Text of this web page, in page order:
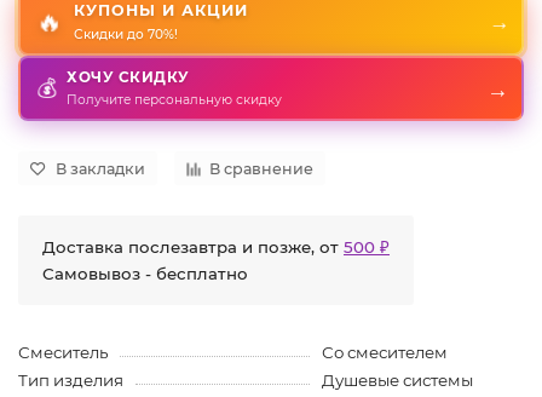
🔥 КУПОНЫ И АКЦИИ
Скидки до 70%!
→
💰 ХОЧУ СКИДКУ
Получите персональную скидку →
В закладки В сравнение
Доставка послезавтра и позже, от 500 ₽
Самовывоз - бесплатно
Смеситель
Со смесителем
Тип изделия
Душевые системы